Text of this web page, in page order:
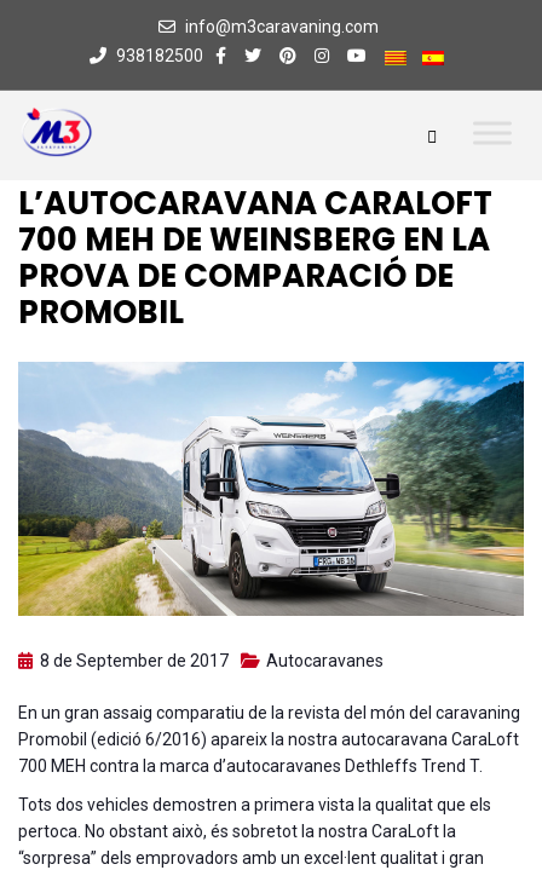
info@m3caravaning.com
938182500
L’AUTOCARAVANA CARALOFT
700 MEH DE WEINSBERG EN LA
PROVA DE COMPARACIÓ DE
PROMOBIL
8 de September de 2017 Autocaravanes
En un gran assaig comparatiu de la revista del món del caravaning
Promobil (edició 6/2016) apareix la nostra autocaravana CaraLoft
700 MEH contra la marca d’autocaravanes Dethleffs Trend T.
Tots dos vehicles demostren a primera vista la qualitat que els
pertoca. No obstant això, és sobretot la nostra CaraLoft la
“sorpresa” dels emprovadors amb un excel·lent qualitat i gran